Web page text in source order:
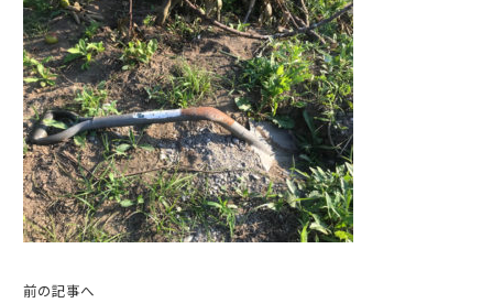
前の記事へ